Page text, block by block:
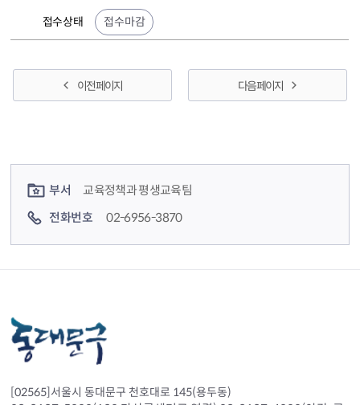
접수상태 접수마감
이전 페이지 다음 페이지
부서
교육정책과 평생교육팀
전화번호
02-6956-3870
[02565]서울시 동대문구 천호대로 145(용두동)